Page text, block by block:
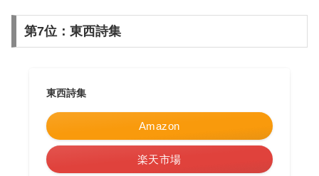
第7位：東西詩集
東西詩集
Amazon
楽天市場